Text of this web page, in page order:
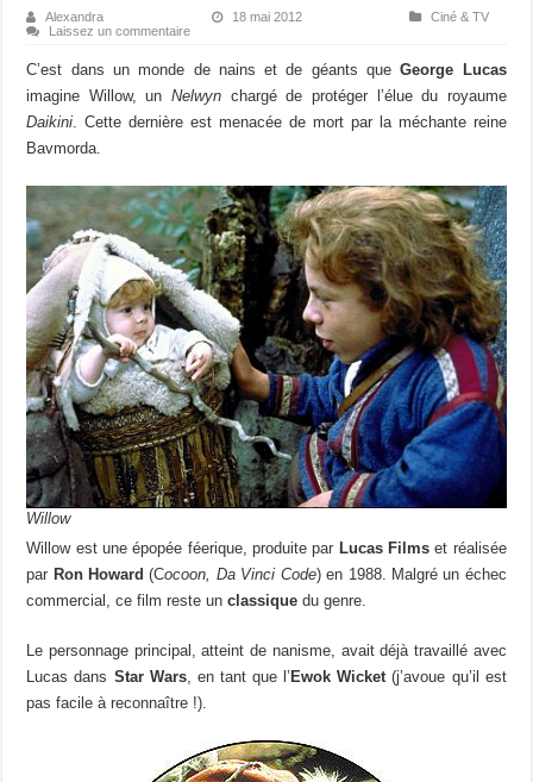
Alexandra 18 mai 2012
Ciné & TV
Laissez un commentaire
C’est dans un monde de nains et de géants queGeorge Lucas
imagine Willow, unNelwyn chargé de protéger l’élue du royaume
Daikini. Cette dernière est menacée de mort par la méchante reine
Bavmorda.
Willow
Willow est une épopée féerique, produite par Lucas Filmset réalisée
par Ron Howard(Cocoon, Da Vinci Code) en 1988. Malgré un échec
commercial, ce film reste unclassique du genre.
Le personnage principal, atteint de nanisme, avait déjà travaillé avec
Lucas dans Star Wars, en tant que l’ Ewok Wicket (j’avoue qu’il est
pas facile à reconnaître !).